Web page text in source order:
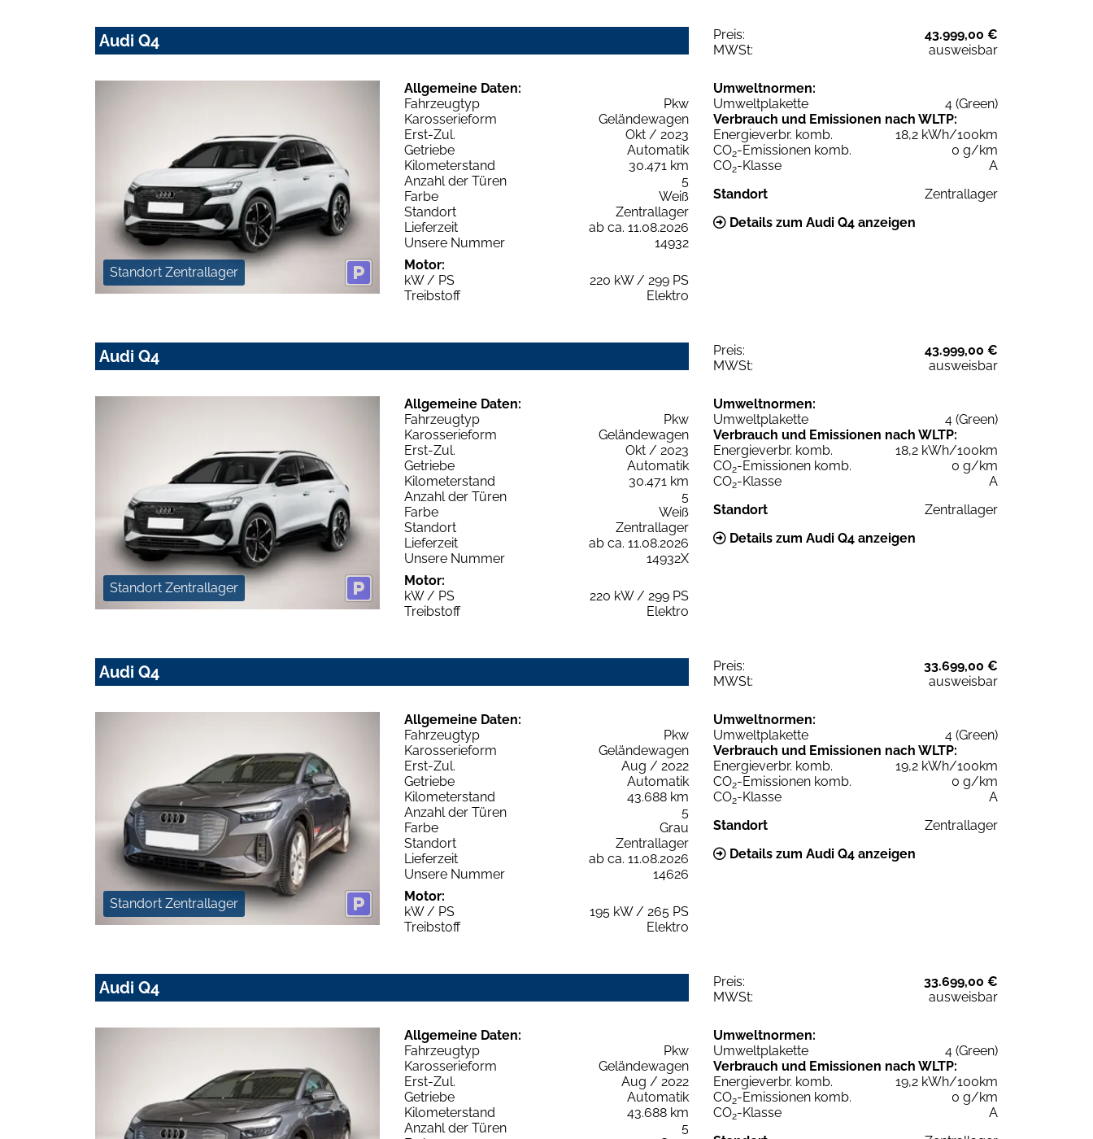
Audi Q4 Preis:
43.999,00 €
MWSt:
ausweisbar
Standort Zentrallager
Allgemeine Daten:
Fahrzeugtyp
Pkw
Karosserieform
Geländewagen
Erst-Zul.
Okt / 2023
Getriebe
Automatik
Kilometerstand
30.471 km
Anzahl der Türen
5
Farbe
Weiß
Standort
Zentrallager
Lieferzeit
ab ca. 11.08.2026
Unsere Nummer
14932
Motor:
kW / PS
220 kW / 299 PS
Treibstoff
Elektro
Umweltnormen:
Umweltplakette
4 (Green)
Verbrauch und Emissionen nach WLTP:
Energieverbr. komb.
18,2 kWh/100km
CO2-Emissionen komb.
0 g/km
CO2-Klasse
A
Standort
Zentrallager
Details zum Audi Q4 anzeigen
Audi Q4 Preis:
43.999,00 €
MWSt:
ausweisbar
Standort Zentrallager
Allgemeine Daten:
Fahrzeugtyp
Pkw
Karosserieform
Geländewagen
Erst-Zul.
Okt / 2023
Getriebe
Automatik
Kilometerstand
30.471 km
Anzahl der Türen
5
Farbe
Weiß
Standort
Zentrallager
Lieferzeit
ab ca. 11.08.2026
Unsere Nummer
14932X
Motor:
kW / PS
220 kW / 299 PS
Treibstoff
Elektro
Umweltnormen:
Umweltplakette
4 (Green)
Verbrauch und Emissionen nach WLTP:
Energieverbr. komb.
18,2 kWh/100km
CO2-Emissionen komb.
0 g/km
CO2-Klasse
A
Standort
Zentrallager
Details zum Audi Q4 anzeigen
Audi Q4 Preis:
33.699,00 €
MWSt:
ausweisbar
Standort Zentrallager
Allgemeine Daten:
Fahrzeugtyp
Pkw
Karosserieform
Geländewagen
Erst-Zul.
Aug / 2022
Getriebe
Automatik
Kilometerstand
43.688 km
Anzahl der Türen
5
Farbe
Grau
Standort
Zentrallager
Lieferzeit
ab ca. 11.08.2026
Unsere Nummer
14626
Motor:
kW / PS
195 kW / 265 PS
Treibstoff
Elektro
Umweltnormen:
Umweltplakette
4 (Green)
Verbrauch und Emissionen nach WLTP:
Energieverbr. komb.
19,2 kWh/100km
CO2-Emissionen komb.
0 g/km
CO2-Klasse
A
Standort
Zentrallager
Details zum Audi Q4 anzeigen
Audi Q4 Preis:
33.699,00 €
MWSt:
ausweisbar
Allgemeine Daten:
Fahrzeugtyp
Pkw
Karosserieform
Geländewagen
Erst-Zul.
Aug / 2022
Getriebe
Automatik
Kilometerstand
43.688 km
Anzahl der Türen
5
Umweltnormen:
Umweltplakette
4 (Green)
Verbrauch und Emissionen nach WLTP:
Energieverbr. komb.
19,2 kWh/100km
CO2-Emissionen komb.
0 g/km
CO2-Klasse
A